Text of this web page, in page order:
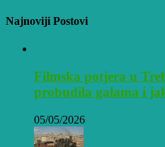
Najnoviji Postovi
Filmska potjera u
probudila galama i
05/05/2026